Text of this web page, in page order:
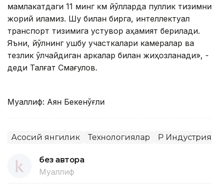
мамлакатдаги 11 минг км йўлларда пуллик тизимни
жорий қиламиз. Шу билан бирга, интеллектуал
транспорт тизимига устувор аҳамият берилади.
Яъни, йўлнинг ушбу участкалари камералар ва
тезлик ўлчайдиган аркалар билан жиҳозланади», -
деди Талғат Смағулов.
Муаллиф: Аян Бекенўғли
Асосий янгилик Технологиялар ҚР
без автора
Муаллиф